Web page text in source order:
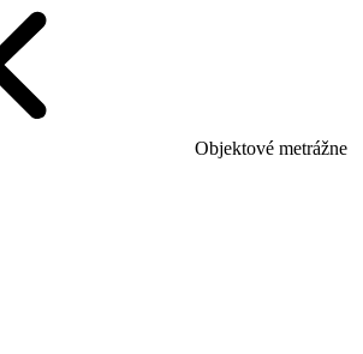
Objektové metrážne